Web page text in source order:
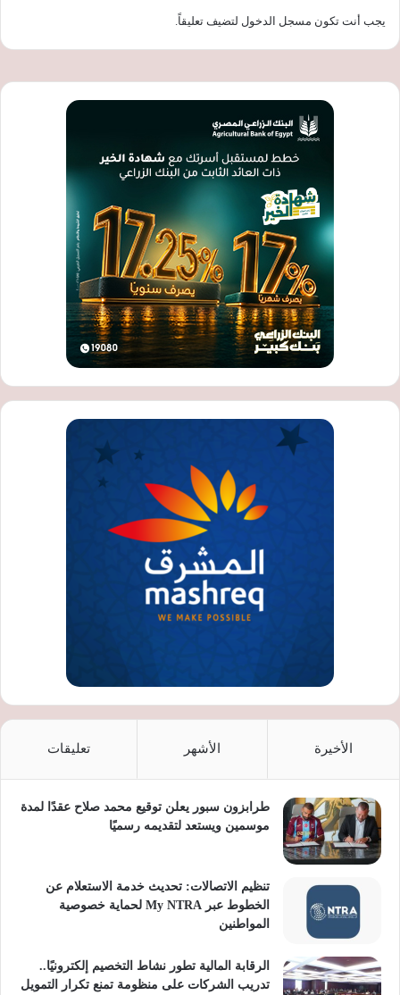
يجب أنت تكون مسجل الدخول لتضيف تعليقاً.
الأخيرة الأشهر تعليقات
طرابزون سبور يعلن توقيع محمد صلاح عقدًا لمدة
موسمين ويستعد لتقديمه رسميًا
تنظيم الاتصالات: تحديث خدمة الاستعلام عن
الخطوط عبر My NTRA لحماية خصوصية
المواطنين
الرقابة المالية تطور نشاط التخصيم إلكترونيًا..
تدريب الشركات على منظومة تمنع تكرار التمويل